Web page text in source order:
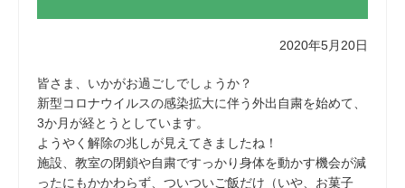
2020年5月20日
皆さま、いかがお過ごしでしょうか？
新型コロナウイルスの感染拡大に伴う外出自粛を始めて、
3か月が経とうとしています。
ようやく解除の兆しが見えてきましたね！
施設、教室の閉鎖や自粛ですっかり身体を動かす機会が減
ったにもかかわらず、ついついご飯だけ（いや、お菓子